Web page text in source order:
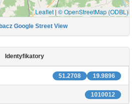
Leaflet | © OpenStreetMap (ODBL)
Google Street View
Identyfikatory
19.9896
51.2708
1010012